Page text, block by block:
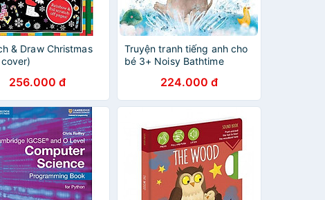
& Draw Christmas
256.000 đ
Truyện tranh tiếng anh cho
bé 3+ Noisy Bathtime
224.000 đ